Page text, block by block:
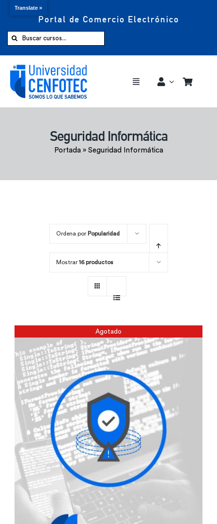
Portal de Comercio Electrónico
Buscar:
Toggle
Comprar ahora
Seguridad Informática
Portada» Seguridad Informática
Ordena por Popularidad
Mostrar 16 productos
Agotado
Translate »